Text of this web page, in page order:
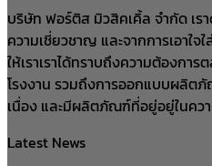
บริษัท ฟอร์ติส มิวสิคเคิ้ล จำกัด เร
ความเชี่ยวชาญ และจากการเอาใ
ให้เราเราได้ทราบถึงความต้องกา
โรงงาน รวมถึงการออกแบบผลิต
เนื่อง และมีผลิตภัณฑ์ที่อยู่อยู่ในคว
Latest News